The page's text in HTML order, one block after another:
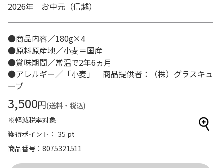
2026年 お中元（信越）
●商品内容／180g×4
●原料原産地／小麦＝国産
●賞味期間／常温で2年6ヵ月
●アレルギー／「小麦」 商品提供者：（株）グラスキュ
ーブ
3,500円(送料・税込)
※軽減税率対象
獲得ポイント： 35 pt
商品番号
8075321511